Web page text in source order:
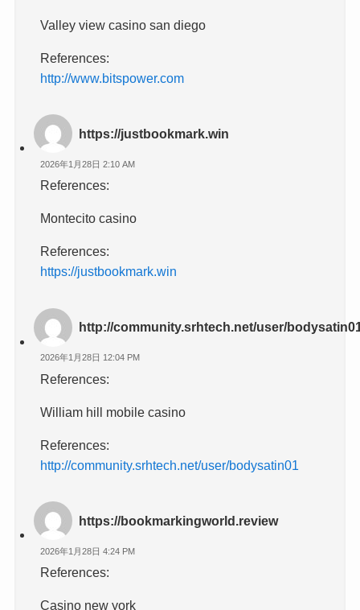
Valley view casino san diego
References:
http://www.bitspower.com
https://justbookmark.win
2026年1月28日 2:10 AM
References:
Montecito casino
References:
https://justbookmark.win
http://community.srhtech.net/user/
2026年1月28日 12:04 PM
References:
William hill mobile casino
References:
http://community.srhtech.net/user/bodysatin01
https://bookmarkingworld.review
2026年1月28日 4:24 PM
References:
Casino new york